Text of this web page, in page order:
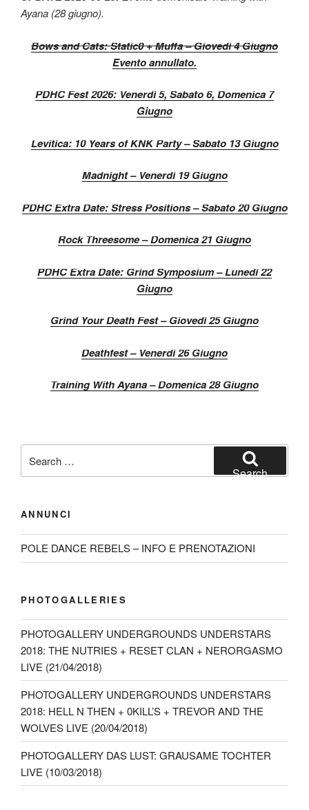
Ayana (28 giugno).
Bows and Cats: Static0 + Muffa – Giovedì 4 Giugno
Evento annullato.
PDHC Fest 2026: Venerdì 5, Sabato 6, Domenica 7
Giugno
Levitica: 10 Years of KNK Party – Sabato 13 Giugno
Madnight – Venerdì 19 Giugno
PDHC Extra Date: Stress Positions – Sabato 20 Giugno
Rock Threesome – Domenica 21 Giugno
PDHC Extra Date: Grind Symposium – Lunedì 22
Giugno
Grind Your Death Fest – Giovedì 25 Giugno
Deathfest – Venerdì 26 Giugno
Training With Ayana – Domenica 28 Giugno
for:
Search
ANNUNCI
POLE DANCE REBELS – INFO E PRENOTAZIONI
PHOTOGALLERIES
PHOTOGALLERY UNDERGROUNDS UNDERSTARS
2018: THE NUTRIES + RESET CLAN + NERORGASMO
LIVE (21/04/2018)
PHOTOGALLERY UNDERGROUNDS UNDERSTARS
2018: HELL N THEN + 0KILL’S + TREVOR AND THE
WOLVES LIVE (20/04/2018)
PHOTOGALLERY DAS LUST: GRAUSAME TOCHTER
LIVE (10/03/2018)